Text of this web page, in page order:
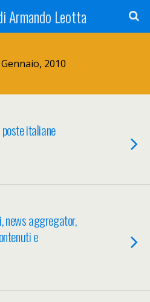
Armando Leotta
2010
italiane
news aggregator,
e